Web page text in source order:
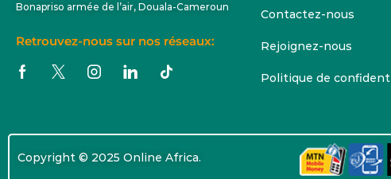
Bonapriso armée de l’air, Douala-Cameroun
Retrouvez-nous sur nos réseaux:
Contactez-nous
Rejoignez-nous
Politique de
Copyright © 2025 Online Africa.